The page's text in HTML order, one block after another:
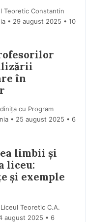
Teoretic Constantin
29 august 2025 • 10
în
cu Program
25 august 2025 • 6
limbii și
liceu:
și exemple
Teoretic C.A.
august 2025 • 6